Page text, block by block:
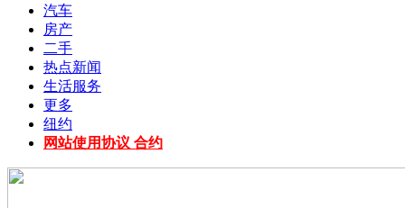
汽车
房产
二手
热点新闻
生活服务
更多
纽约
网站使用协议 合约